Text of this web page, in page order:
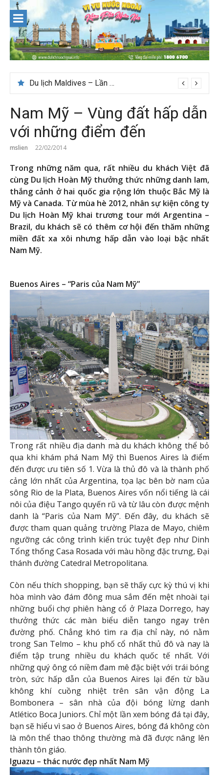
content
Du lịch Maldives – Lần đầu nên đi đâu, chơi gì?
Nam Mỹ – Vùng đất hấp dẫn
với những điểm đến
mslien 22/02/2014
Trong những năm qua, rất nhiều du khách Việt đã
cùng Du lịch Hoàn Mỹ thưởng thức những danh lam,
thắng cảnh ở hai quốc gia rộng lớn thuộc Bắc Mỹ là
Mỹ và Canada. Từ mùa hè 2012, nhân sự kiện công ty
Du lịch Hoàn Mỹ khai trương tour mới Argentina –
Brazil, du khách sẽ có thêm cơ hội đến thăm những
miền đất xa xôi nhưng hấp dẫn vào loại bậc nhất
Nam Mỹ.
Buenos Aires – “Paris của Nam Mỹ”
Trong rất nhiều địa danh mà du khách không thể bỏ
qua khi khám phá Nam Mỹ thì Buenos Aires là điểm
đến được ưu tiên số 1. Vừa là thủ đô và là thành phố
cảng lớn nhất của Argentina, tọa lạc bên bờ nam của
sông Rio de la Plata, Buenos Aires vốn nổi tiếng là cái
nôi của điệu Tango quyến rũ và từ lâu còn được mệnh
danh là “Paris của Nam Mỹ”. Đến đây, du khách sẽ
được tham quan quảng trường Plaza de Mayo, chiêm
ngưỡng các công trình kiến trúc tuyệt đẹp như Dinh
Tổng thống Casa Rosada với màu hồng đặc trưng, Đại
thánh đường Catedral Metropolitana.
Còn nếu thích shopping, bạn sẽ thấy cực kỳ thú vị khi
hòa mình vào đám đông mua sắm đến mệt nhoài tại
những buổi chợ phiên hàng cổ ở Plaza Dorrego, hay
thưởng thức các màn biểu diễn tango ngay trên
đường phố. Chẳng khó tìm ra địa chỉ này, nó nằm
trong San Telmo – khu phố cổ nhất thủ đô và nay là
điểm tập trung nhiều du khách quốc tế nhất. Với
những quý ông có niềm đam mê đặc biệt với trái bóng
tròn, sức hấp dẫn của Buenos Aires lại đến từ bầu
không khí cuồng nhiệt trên sân vận động La
Bombonera – sân nhà của đội bóng lừng danh
Atlético Boca Juniors. Chỉ một lần xem bóng đá tại đây,
bạn sẽ hiểu vì sao ở Buenos Aires, bóng đá không còn
là môn thể thao thông thường mà đã được nâng lên
thành tôn giáo.
Iguazu – thác nước đẹp nhất Nam Mỹ